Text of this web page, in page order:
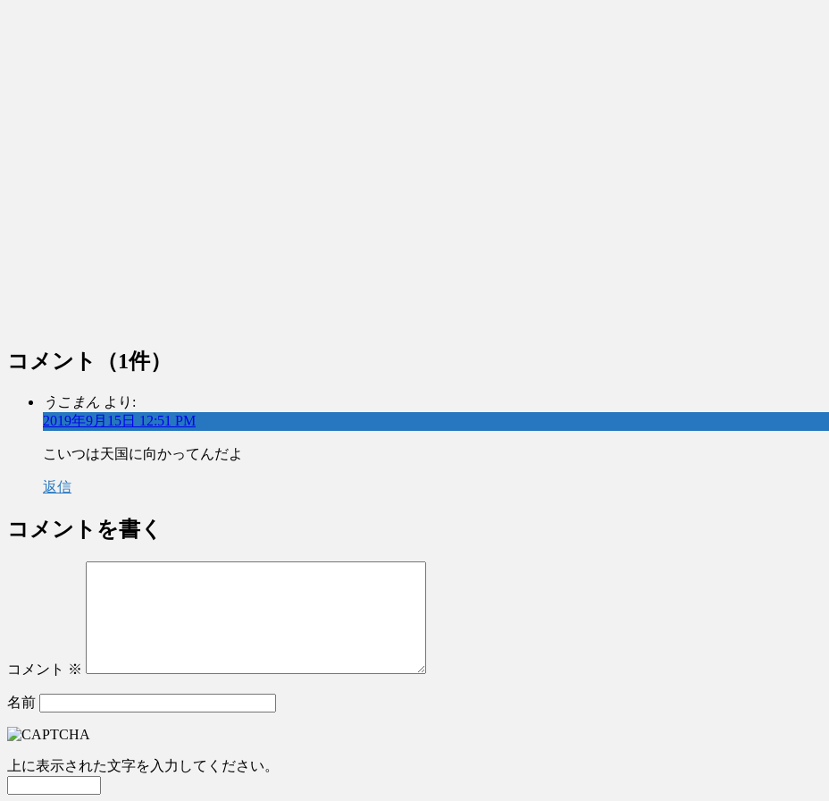
コメント （1件）
うこまん より:
2019年9月15日 12:51 PM
こいつは天国に向かってんだよ
返信
コメントを書く
コメント ※
名前
上に表示された文字を入力してください。